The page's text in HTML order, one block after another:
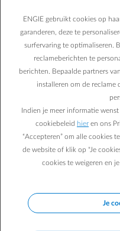
Quiz énergie : que
Vous suivez votre
adopté de nouvelles
Participez au quiz énergie
situation personnelle.
ENGIE gebruikt cookies op
garanderen, deze te
surfervaring te optimaliseren.
reclameberichten te
berichten. Bepaalde partners
installeren om de
Indien je meer informatie
cookiebeleid hier en ons
“Accepteren” om alle cookies
de website of klik op "Je
cookies te weigeren en
Je